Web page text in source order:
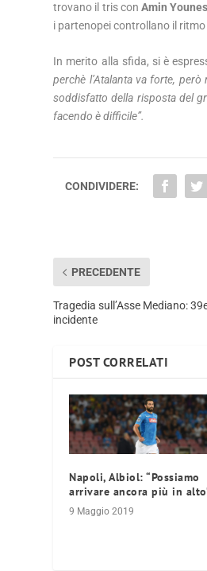
trovano il tris con Amin Younes
i partenopei controllano il
In merito alla sfida, si è
perchè l’Atalanta va forte,
soddisfatto della risposta del
facendo è difficile”.
CONDIVIDERE:
PRECEDENTE
Tragedia sull’Asse Mediano:
incidente
POST CORRELATI
Napoli, Albiol: “Possiamo
arrivare ancora più in
9 Maggio 2019